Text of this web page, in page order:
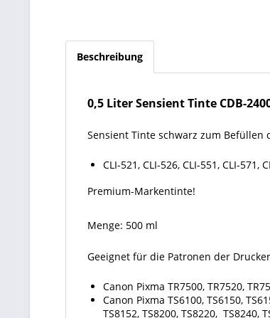
Beschreibung
0,5 Liter Sensient Tinte CDB-
Sensient Tinte schwarz zum Befüllen
CLI-521, CLI-526, CLI-551, CLI-571,
Premium-Markentinte!
Menge: 500 ml
Geeignet für die Patronen der Drucker
Canon Pixma TR7500, TR7520,
Canon Pixma TS6100, TS6150,
TS8152, TS8200, TS8220, TS8240,